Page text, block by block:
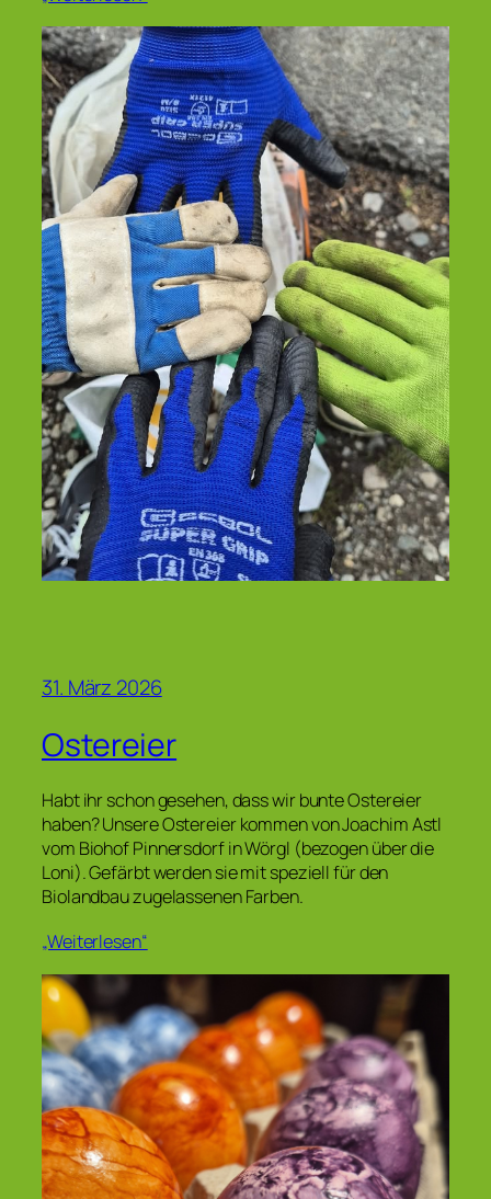
31. März 2026
Ostereier
Habt ihr schon gesehen, dass wir bunte Ostereier
haben? Unsere Ostereier kommen von Joachim Astl
vom Biohof Pinnersdorf in Wörgl (bezogen über die
Loni). Gefärbt werden sie mit speziell für den
Biolandbau zugelassenen Farben.
„Weiterlesen“